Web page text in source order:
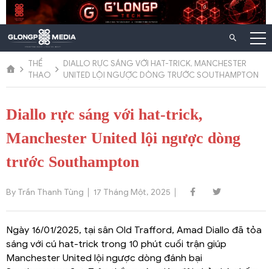
Chuyển
đến
dung
THỂ
THAO
DIALLO RỰC SÁNG VỚI HAT-TRICK, MANCHESTER
UNITED LỘI NGƯỢC DÒNG TRƯỚC SOUTHAMPTON
Diallo rực sáng với hat-trick,
Manchester United lội ngược dòng
trước Southampton
By Trần Thanh Tùng 17 Tháng Một, 2025
Ngày 16/01/2025, tại sân Old Trafford, Amad Diallo đã tỏa
sáng với cú hat-trick trong 10 phút cuối trận giúp
Manchester United lội ngược dòng đánh bại